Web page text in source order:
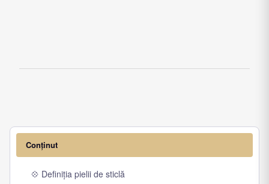
Conținut
💠 Definiția pielii de sticlă